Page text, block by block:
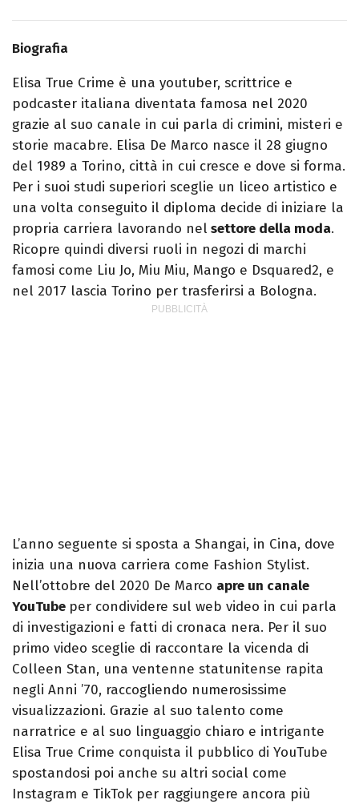
Biografia
Elisa True Crime è una youtuber, scrittrice e
podcaster italiana diventata famosa nel 2020
grazie al suo canale in cui parla di crimini, misteri e
storie macabre. Elisa De Marco nasce il 28 giugno
del 1989 a Torino, città in cui cresce e dove si forma.
Per i suoi studi superiori sceglie un liceo artistico e
una volta conseguito il diploma decide di iniziare la
propria carriera lavorando nel settore della moda.
Ricopre quindi diversi ruoli in negozi di marchi
famosi come Liu Jo, Miu Miu, Mango e Dsquared2, e
nel 2017 lascia Torino per trasferirsi a Bologna.
L’anno seguente si sposta a Shangai, in Cina, dove
inizia una nuova carriera come Fashion Stylist.
Nell’ottobre del 2020 De Marco apre un canale
YouTube per condividere sul web video in cui parla
di investigazioni e fatti di cronaca nera. Per il suo
primo video sceglie di raccontare la vicenda di
Colleen Stan, una ventenne statunitense rapita
negli Anni ’70, raccogliendo numerosissime
visualizzazioni. Grazie al suo talento come
narratrice e al suo linguaggio chiaro e intrigante
Elisa True Crime conquista il pubblico di YouTube
spostandosi poi anche su altri social come
Instagram e TikTok per raggiungere ancora più